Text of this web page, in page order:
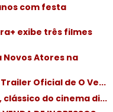
com festa
exibe três filmes
Novos Atores na
Oficial de O Ve...
clássico do cinema di...